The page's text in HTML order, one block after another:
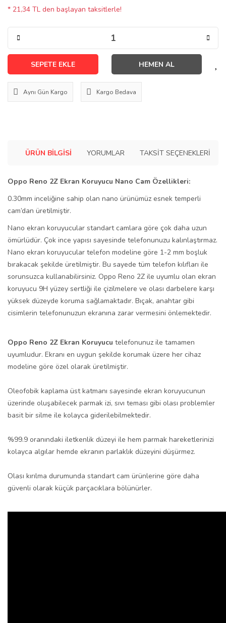
* 21,34 TL den başlayan taksitlerle!
SEPETE EKLE HEMEN AL
Aynı Gün Kargo Kargo Bedava
ÜRÜN BILGISI YORUMLAR TAKSIT SEÇENEKLERI
Oppo Reno 2Z Ekran Koruyucu Nano Cam Özellikleri:
0.30mm inceliğine sahip olan nano ürünümüz esnek temperli
cam’dan üretilmiştir.
Nano ekran koruyucular standart camlara göre çok daha uzun
ömürlüdür. Çok ince yapısı sayesinde telefonunuzu kalınlaştırmaz.
Nano ekran koruyucular telefon modeline göre 1-2 mm boşluk
bırakacak şekilde üretilmiştir. Bu sayede tüm telefon kılıfları ile
sorunsuzca kullanabilirsiniz. Oppo Reno 2Z ile uyumlu olan ekran
koruyucu 9H yüzey sertliği ile çizilmelere ve olası darbelere karşı
yüksek düzeyde koruma sağlamaktadır. Bıçak, anahtar gibi
cisimlerin telefonunuzun ekranına zarar vermesini önlemektedir.
Oppo Reno 2Z Ekran Koruyucu telefonunuz ile tamamen
uyumludur. Ekranı en uygun şekilde korumak üzere her cihaz
modeline göre özel olarak üretilmiştir.
Oleofobik kaplama üst katmanı sayesinde ekran koruyucunun
üzerinde oluşabilecek parmak izi, sıvı teması gibi olası problemler
basit bir silme ile kolayca giderilebilmektedir.
%99.9 oranındaki iletkenlik düzeyi ile hem parmak hareketlerinizi
kolayca algılar hemde ekranın parlaklık düzeyini düşürmez.
Olası kırılma durumunda standart cam ürünlerine göre daha
güvenli olarak küçük parçacıklara bölünürler.